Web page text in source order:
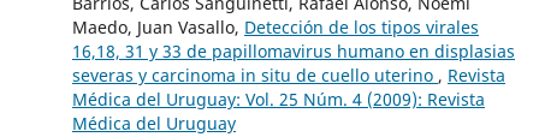
Maedo, Juan Vasallo, Detección de los tipos virales
16,18, 31 y 33 de papillomavirus humano en displasias
severas y carcinoma in situ de cuello uterino , Revista
Médica del Uruguay: Vol. 25 Núm. 4 (2009): Revista
Médica del Uruguay